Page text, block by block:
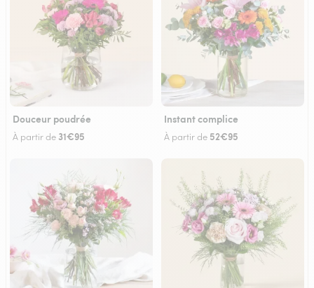
Douceur poudrée
À partir de 31€95
Instant complice
À partir de 52€95